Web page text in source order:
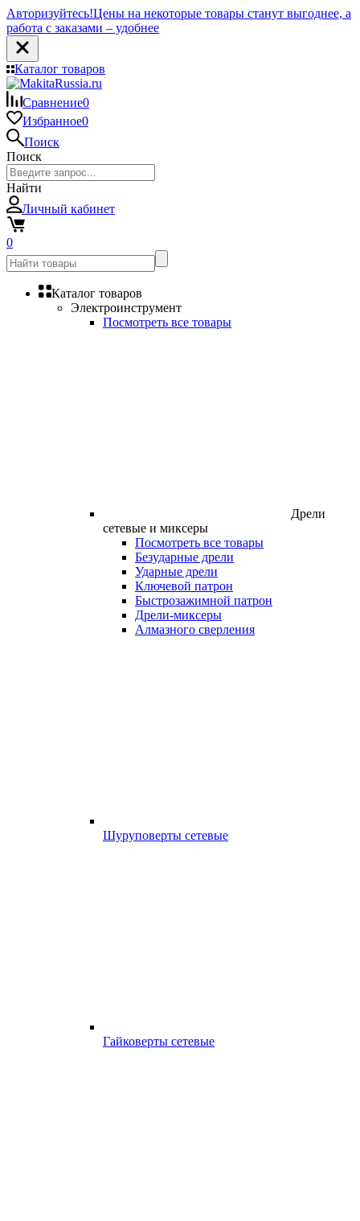
Авторизуйтесь!Цены на некоторые товары станут выгоднее, а
работа с заказами – удобнее
Каталог товаров
Сравнение0
Избранное0
Поиск
Поиск
Найти
Личный кабинет
0
Каталог товаров
Электроинструмент
Посмотреть все товары
Дрели
сетевые и миксеры
Посмотреть все товары
Безударные дрели
Ударные дрели
Ключевой патрон
Быстрозажимной патрон
Дрели-миксеры
Алмазного сверления
Шуруповерты сетевые
Гайковерты сетевые